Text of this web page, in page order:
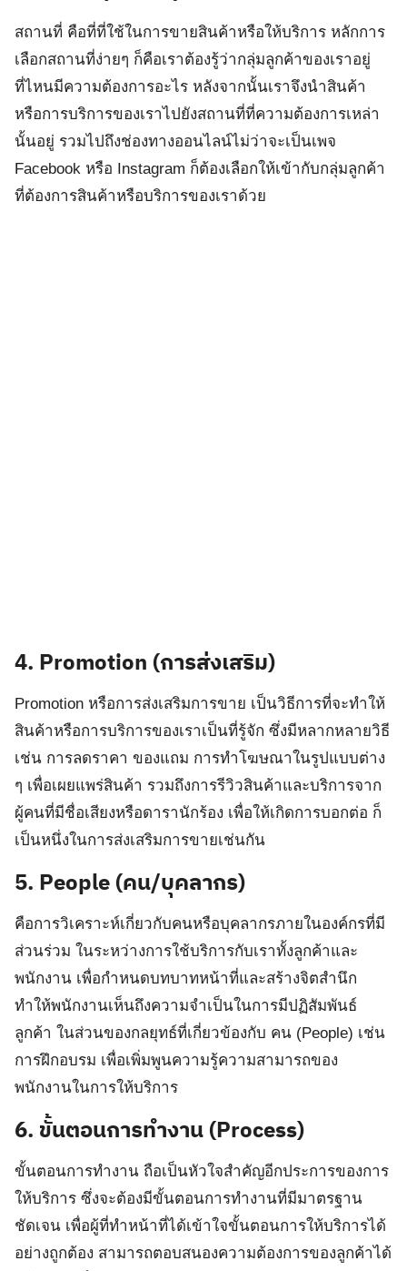
สถานที่ คือที่ที่ใช้ในการขายสินค้าหรือให้บริการ หลักการ
เลือกสถานที่ง่ายๆ ก็คือเราต้องรู้ว่ากลุ่มลูกค้าของเราอยู่
ที่ไหนมีความต้องการอะไร หลังจากนั้นเราจึงนำสินค้า
หรือการบริการของเราไปยังสถานที่ที่ความต้องการเหล่า
นั้นอยู่ รวมไปถึงช่องทางออนไลน์ไม่ว่าจะเป็นเพจ
Facebook หรือ Instagram ก็ต้องเลือกให้เข้ากับกลุ่มลูกค้า
ที่ต้องการสินค้าหรือบริการของเราด้วย
4. Promotion (การส่งเสริม)
Promotion หรือการส่งเสริมการขาย เป็นวิธีการที่จะทำให้
สินค้าหรือการบริการของเราเป็นที่รู้จัก ซึ่งมีหลากหลายวิธี
เช่น การลดราคา ของแถม การทำโฆษณาในรูปแบบต่าง
ๆ เพื่อเผยแพร่สินค้า รวมถึงการรีวิวสินค้าและบริการจาก
ผู้คนที่มีชื่อเสียงหรือดารานักร้อง เพื่อให้เกิดการบอกต่อ ก็
เป็นหนึ่งในการส่งเสริมการขายเช่นกัน
5. People (คน/บุคลากร)
คือการวิเคราะห์เกี่ยวกับคนหรือบุคลากรภายในองค์กรที่มี
ส่วนร่วม ในระหว่างการใช้บริการกับเราทั้งลูกค้าและ
พนักงาน เพื่อกำหนดบทบาทหน้าที่และสร้างจิตสำนึก
ทำให้พนักงานเห็นถึงความจำเป็นในการมีปฏิสัมพันธ์
ลูกค้า ในส่วนของกลยุทธ์ที่เกี่ยวข้องกับ คน (People) เช่น
การฝึกอบรม เพื่อเพิ่มพูนความรู้ความสามารถของ
พนักงานในการให้บริการ
6. ขั้นตอนการทำงาน (Process)
ขั้นตอนการทำงาน ถือเป็นหัวใจสำคัญอีกประการของการ
ให้บริการ ซึ่งจะต้องมีขั้นตอนการทำงานที่มีมาตรฐาน
ชัดเจน เพื่อผู้ที่ทำหน้าที่ได้เข้าใจขั้นตอนการให้บริการได้
อย่างถูกต้อง สามารถตอบสนองความต้องการของลูกค้าได้